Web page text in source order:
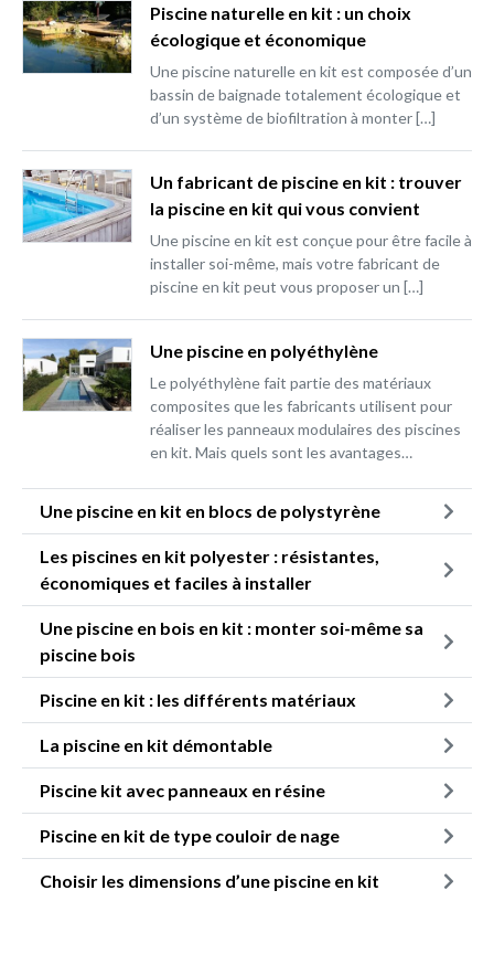
Piscine naturelle en kit : un choix
écologique et économique
Une piscine naturelle en kit est composée d’un
bassin de baignade totalement écologique et
d’un système de biofiltration à monter […]
Un fabricant de piscine en kit : trouver
la piscine en kit qui vous convient
Une piscine en kit est conçue pour être facile à
installer soi-même, mais votre fabricant de
piscine en kit peut vous proposer un […]
Une piscine en polyéthylène
Le polyéthylène fait partie des matériaux
composites que les fabricants utilisent pour
réaliser les panneaux modulaires des piscines
en kit. Mais quels sont les avantages…
Une piscine en kit en blocs de polystyrène
Les piscines en kit polyester : résistantes,
économiques et faciles à installer
Une piscine en bois en kit : monter soi-même sa
piscine bois
Piscine en kit : les différents matériaux
La piscine en kit démontable
Piscine kit avec panneaux en résine
Piscine en kit de type couloir de nage
Choisir les dimensions d’une piscine en kit